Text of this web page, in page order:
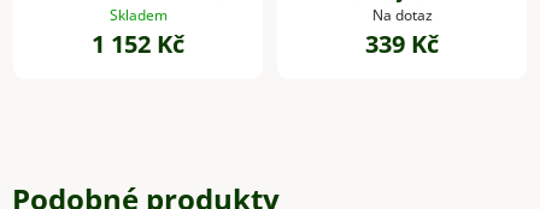
plast, šedá
Skladem
1 152 Kč
Na dotaz
339 Kč
Podobné produkty